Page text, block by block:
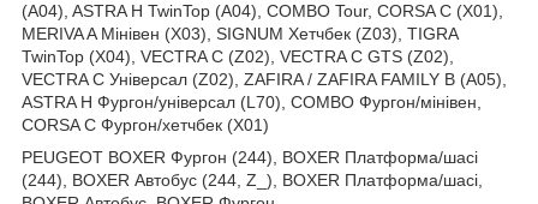
(A04), ASTRA H TwinTop (A04), COMBO Tour, CORSA C (X01),
MERIVA A Мінівен (X03), SIGNUM Хетчбек (Z03), TIGRA
TwinTop (X04), VECTRA C (Z02), VECTRA C GTS (Z02),
VECTRA C Універсал (Z02), ZAFIRA / ZAFIRA FAMILY B (A05),
ASTRA H Фургон/універсал (L70), COMBO Фургон/мінівен,
CORSA C Фургон/хетчбек (X01)
PEUGEOT BOXER Фургон (244), BOXER Платформа/шасі
(244), BOXER Автобус (244, Z_), BOXER Платформа/шасі,